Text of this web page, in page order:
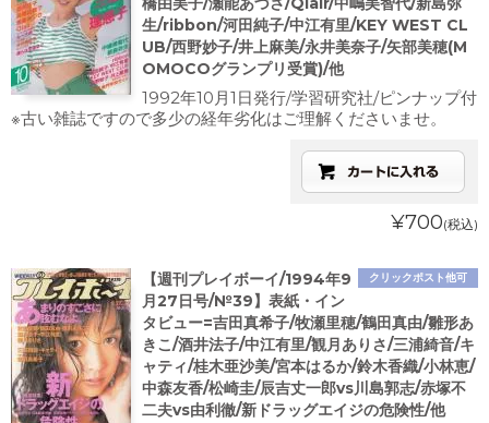
生/ribbon/河田純子/中江有里/KEY WEST CL
UB/西野妙子/井上麻美/永井美奈子/矢部美穂(M
OMOCOグランプリ受賞)/他
1992年10月1日発行/学習研究社/ピンナップ付
※古い雑誌ですので多少の経年劣化はご理解くださいませ。
¥700(税込)
クリックポスト他可
【週刊プレイボーイ/1994年9
月27日号/№39】表紙・イン
タビュー=吉田真希子/牧瀬里穂/鶴田真由/雛形あ
きこ/酒井法子/中江有里/観月ありさ/三浦綺音/キ
ャティ/桂木亜沙美/宮本はるか/鈴木香織/小林恵/
中森友香/松崎圭/辰吉丈一郎vs川島郭志/赤塚不
二夫vs由利徹/新ドラッグエイジの危険性/他